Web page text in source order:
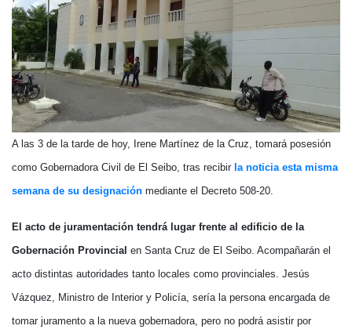
A las 3 de la tarde de hoy, Irene Martínez de la Cruz, tomará posesión
como Gobernadora Civil de El Seibo, tras recibir la noticia esta misma
semana de su designación mediante el Decreto 508-20.
El acto de juramentación tendrá lugar frente al edificio de la
Gobernación Provincial en Santa Cruz de El Seibo. Acompañarán el
acto distintas autoridades tanto locales como provinciales. Jesús
Vázquez, Ministro de Interior y Policía, sería la persona encargada de
tomar juramento a la nueva gobernadora, pero no podrá asistir por